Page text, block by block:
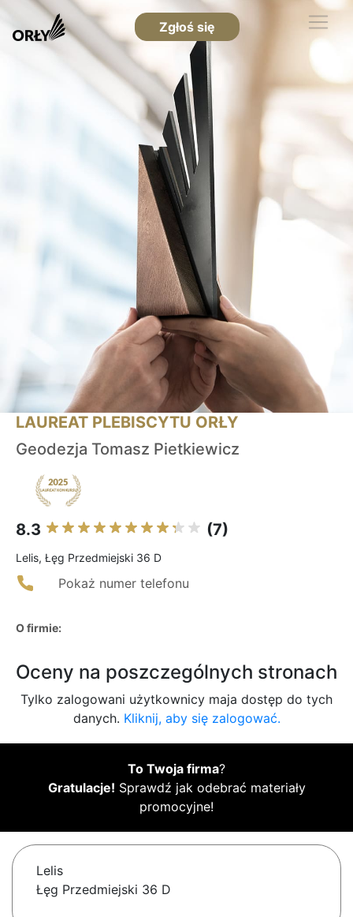
Zgłoś się
LAUREAT PLEBISCYTU ORŁY
Geodezja Tomasz Pietkiewicz
8.3 (7)
Lelis, Łęg Przedmiejski 36 D
Pokaż numer telefonu
O firmie:
Oceny na poszczególnych stronach
Tylko zalogowani użytkownicy maja dostęp do tych
danych. Kliknij, aby się zalogować.
To Twoja firma?
Gratulacje! Sprawdź jak odebrać materiały
promocyjne!
Lelis
Łęg Przedmiejski 36 D